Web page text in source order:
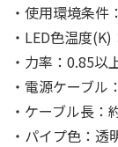
・使用環境条
・LED色温度(K)
・力率：0.85以
・電源ケーブ
・ケーブル長：
・パイプ色：透